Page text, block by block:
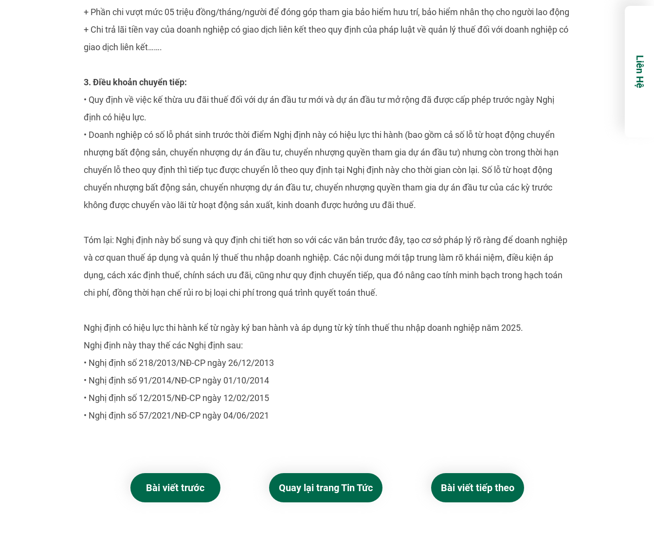
+ Phần chi vượt mức 05 triệu đồng/tháng/người để đóng góp tham gia bảo hiểm hưu trí, bảo hiểm nhân thọ cho người lao động
+ Chi trả lãi tiền vay của doanh nghiệp có giao dịch liên kết theo quy định của pháp luật về quản lý thuế đối với doanh nghiệp có
giao dịch liên kết…….
3. Điều khoản chuyển tiếp:
• Quy định về việc kế thừa ưu đãi thuế đối với dự án đầu tư mới và dự án đầu tư mở rộng đã được cấp phép trước ngày Nghị
định có hiệu lực.
• Doanh nghiệp có số lỗ phát sinh trước thời điểm Nghị định này có hiệu lực thi hành (bao gồm cả số lỗ từ hoạt động chuyển
nhượng bất động sản, chuyển nhượng dự án đầu tư, chuyển nhượng quyền tham gia dự án đầu tư) nhưng còn trong thời hạn
chuyển lỗ theo quy định thì tiếp tục được chuyển lỗ theo quy định tại Nghị định này cho thời gian còn lại. Số lỗ từ hoạt động
chuyển nhượng bất động sản, chuyển nhượng dự án đầu tư, chuyển nhượng quyền tham gia dự án đầu tư của các kỳ trước
không được chuyển vào lãi từ hoạt động sản xuất, kinh doanh được hưởng ưu đãi thuế.
Tóm lại: Nghị định này bổ sung và quy định chi tiết hơn so với các văn bản trước đây, tạo cơ sở pháp lý rõ ràng để doanh nghiệp
và cơ quan thuế áp dụng và quản lý thuế thu nhập doanh nghiệp. Các nội dung mới tập trung làm rõ khái niệm, điều kiện áp
dụng, cách xác định thuế, chính sách ưu đãi, cũng như quy định chuyển tiếp, qua đó nâng cao tính minh bạch trong hạch toán
chi phí, đồng thời hạn chế rủi ro bị loại chi phí trong quá trình quyết toán thuế.
Nghị định có hiệu lực thi hành kể từ ngày ký ban hành và áp dụng từ kỳ tính thuế thu nhập doanh nghiệp năm 2025.
Nghị định này thay thế các Nghị định sau:
• Nghị định số 218/2013/NĐ-CP ngày 26/12/2013
• Nghị định số 91/2014/NĐ-CP ngày 01/10/2014
• Nghị định số 12/2015/NĐ-CP ngày 12/02/2015
• Nghị định số 57/2021/NĐ-CP ngày 04/06/2021
Bài viết trước Quay lại trang Tin Tức Bài viết tiếp theo
Liên Hệ